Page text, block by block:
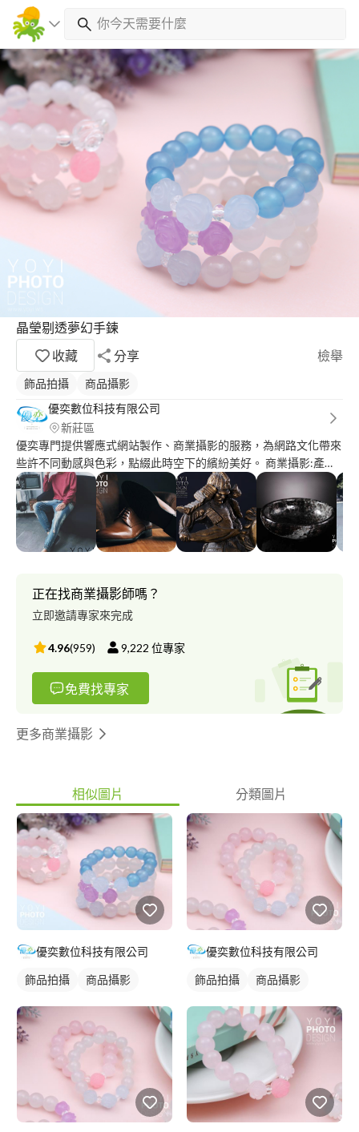
晶瑩剔透夢幻手鍊
收藏
分享 檢舉
飾品拍攝
商品攝影
優奕數位科技有限公司
新莊區
優奕專門提供響應式網站製作、商業攝影的服務，為網路文化帶來
些許不同動感與色彩，點綴此時空下的繽紛美好。 商業攝影:產品
攝影、人物攝影、到府攝影、外拍攝影 作品
集:http://www.yoyi.ws/works_category/studio_work/ 公司網
址:http://www.yoyi.ws/
正在找商業攝影師嗎？
立即邀請專家來完成
4.96(959) 9,222 位專家
免費找專家
更多商業攝影
相似圖片 分類圖片
優奕數位科技有限公司
飾品拍攝 商品攝影
優奕數位科技有限公司
飾品拍攝 商品攝影